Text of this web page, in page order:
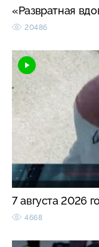
«Развратная
20486
7 августа 2026
4668